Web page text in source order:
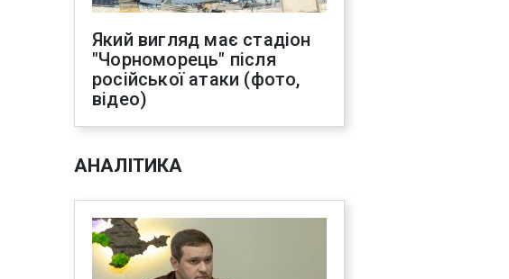
Який вигляд має стадіон
"Чорноморець" після
російської атаки (фото,
відео)
АНАЛІТИКА